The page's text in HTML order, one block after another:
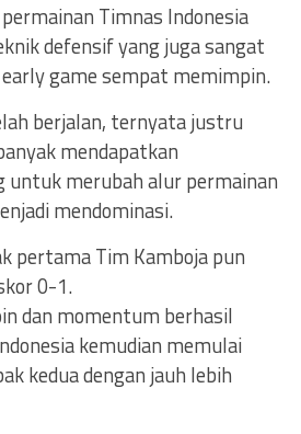
Timnas Indonesia
defensif yang juga sangat
game sempat memimpin.
berjalan, ternyata justru
mendapatkan
merubah alur permainan
mendominasi.
pertama Tim Kamboja pun
0-1.
dan momentum berhasil
kemudian memulai
kedua dengan jauh lebih